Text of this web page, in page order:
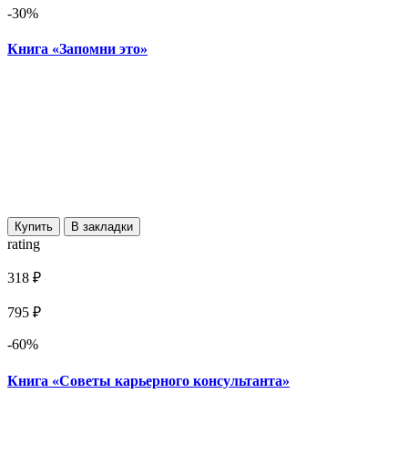
-30%
Книга «Запомни это»
Купить В закладки
rating
318 ₽
795 ₽
-60%
Книга «Советы карьерного консультанта»